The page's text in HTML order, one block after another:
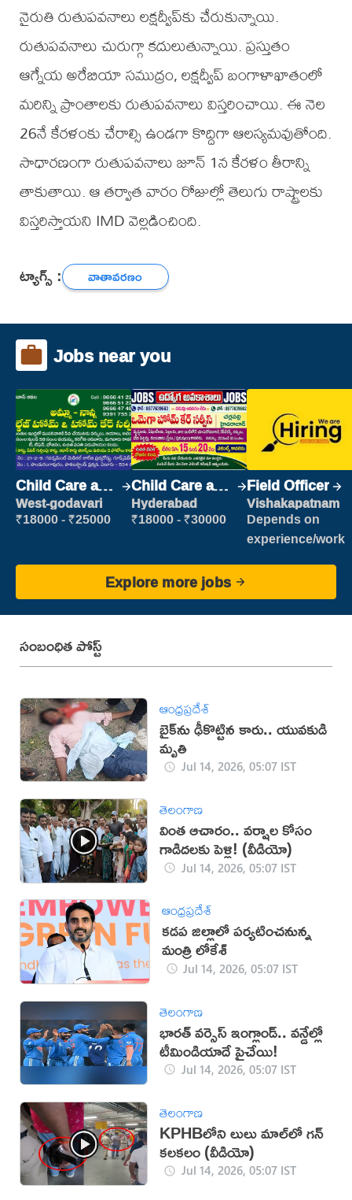
నైరుతి రుతుపవనాలు లక్షద్వీప్‌కు చేరుకున్నాయి.
రుతుపవనాలు చురుగ్గా కదులుతున్నాయి. ప్రస్తుతం
ఆగ్నేయ అరేబియా సముద్రం, లక్షద్వీప్‌ బంగాళాఖాతంలో
మరిన్ని ప్రాంతాలకు రుతుపవనాలు విస్తరించాయి. ఈ నెల
26నే కేరళంకు చేరాల్సి ఉండగా కొద్దిగా ఆలస్యమవుతోంది.
సాధారణంగా రుతుపవనాలు జూన్‌ 1న కేరళం తీరాన్ని
తాకుతాయి. ఆ తర్వాత వారం రోజుల్లో తెలుగు రాష్ట్రాలకు
విస్తరిస్తాయని IMD వెల్లడించింది.
ట్యాగ్స్ : వాతావరణం
Jobs near you
Child Care and
Patient care
West-godavari
₹18000 - ₹25000
Child Care and
Patient care
Hyderabad
₹18000 - ₹30000
Field Officer
Vishakapatnam
Depends on
experience/work
Explore more jobs
సంబంధిత పోస్ట్
ఆంధ్రప్రదేశ్
బైక్‌ను ఢీకొట్టిన కారు.. యువకుడి
మృతి
Jul 14, 2026, 05:07 IST
తెలంగాణ
వింత ఆచారం.. వర్షాల కోసం
గాడిదలకు పెళ్లి! (వీడియో)
Jul 14, 2026, 05:07 IST
ఆంధ్రప్రదేశ్
కడప జిల్లాలో పర్యటించనున్న
మంత్రి లోకేశ్‌
Jul 14, 2026, 05:07 IST
తెలంగాణ
భారత్ వర్సెస్ ఇంగ్లాండ్.. వన్డేల్లో
టీమిండియాదే పైచేయి!
Jul 14, 2026, 05:07 IST
తెలంగాణ
KPHBలోని లులు మాల్‌లో గన్
కలకలం (వీడియో)
Jul 14, 2026, 05:07 IST